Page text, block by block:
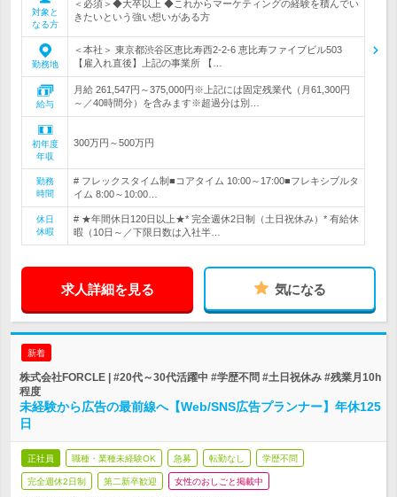
対象と
なる方
＜必須＞◆大卒以上 ◆これからマーケティングの経験を積んでい
きたいという強い想いがある方
勤務地
＜本社＞ 東京都渋谷区恵比寿西2-2-6 恵比寿ファイブビル503
【雇入れ直後】上記の事業所 【…
給与
月給 261,547円～375,000円※上記には固定残業代（月61,300円
～／40時間分）を含みます※超過分は別…
初年度
年収
300万円～500万円
勤務
時間
# フレックスタイム制■コアタイム 10:00～17:00■フレキシブルタ
イム 8:00～10:00…
休日
休暇
# ★年間休日120日以上★* 完全週休2日制（土日祝休み）* 有給休
暇（10日～／下限日数は入社半…
求人詳細を見る 気になる
新着
株式会社FORCLE | #20代～30代活躍中 #学歴不問 #土日祝休み #残業月10h
程度
未経験から広告の最前線へ【Web/SNS広告プランナー】年休125
日
正社員 職種・業種未経験OK 急募 転勤なし 学歴不問
完全週休2日制 第二新卒歓迎 女性のおしごと掲載中